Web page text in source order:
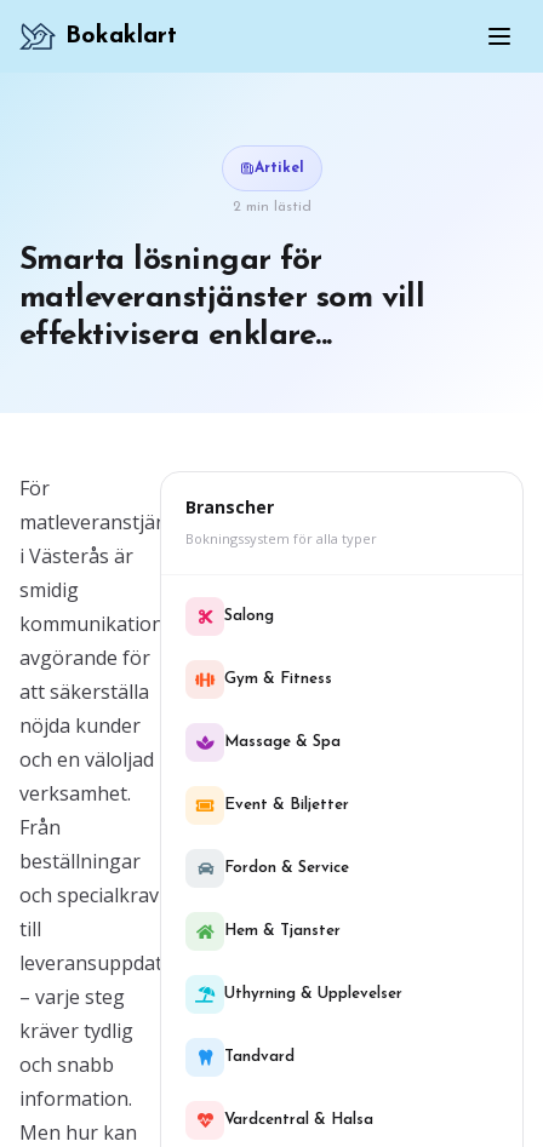
Bokaklart
Artikel
2 min lästid
Smarta lösningar för
matleveranstjänster som vill
effektivisera enklare...
För
matleveranstjänster
i Västerås är
smidig
kommunikation
avgörande för
att säkerställa
nöjda kunder
och en väloljad
verksamhet.
Från
beställningar
och specialkrav
till
leveransuppdateringar
– varje steg
kräver tydlig
och snabb
information.
Men hur kan
Branscher
Bokningssystem för alla typer
Salong
Gym & Fitness
Massage & Spa
Event & Biljetter
Fordon & Service
Hem & Tjanster
Uthyrning & Upplevelser
Tandvard
Vardcentral & Halsa